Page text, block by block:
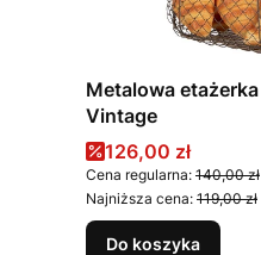
Metalowa etażerka 3-poziomowy
Vintage
Cena promocyjna
126,00 zł
Cena regularna: 140,00 zł
Najniższa cena: 119,00 zł
Do koszyka